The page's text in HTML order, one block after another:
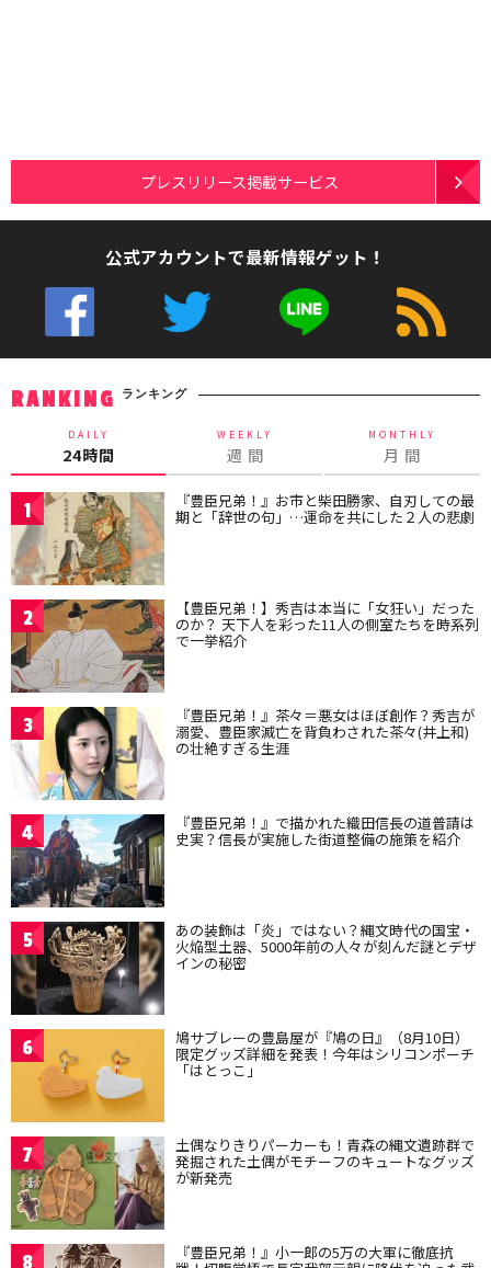
プレスリリース掲載サービス
公式アカウントで最新情報ゲット！
RANKING ランキング
DAILY
24時間
WEEKLY
週 間
MONTHLY
月 間
1 『豊臣兄弟！』お市と柴田勝家、自刃しての最
期と「辞世の句」…運命を共にした２人の悲劇
2 【豊臣兄弟！】秀吉は本当に「女狂い」だった
のか？ 天下人を彩った11人の側室たちを時系列
で一挙紹介
3 『豊臣兄弟！』茶々＝悪女はほぼ創作？秀吉が
溺愛、豊臣家滅亡を背負わされた茶々(井上和)
の壮絶すぎる生涯
4 『豊臣兄弟！』で描かれた織田信長の道普請は
史実？信長が実施した街道整備の施策を紹介
5 あの装飾は「炎」ではない？縄文時代の国宝・
火焔型土器、5000年前の人々が刻んだ謎とデザ
インの秘密
6 鳩サブレーの豊島屋が『鳩の日』（8月10日）
限定グッズ詳細を発表！今年はシリコンポーチ
「はとっこ」
7 土偶なりきりパーカーも！青森の縄文遺跡群で
発掘された土偶がモチーフのキュートなグッズ
が新発売
8 『豊臣兄弟！』小一郎の5万の大軍に徹底抗